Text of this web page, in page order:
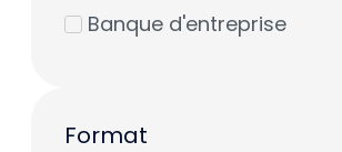
Banque d'entreprise
patrimoine
Format